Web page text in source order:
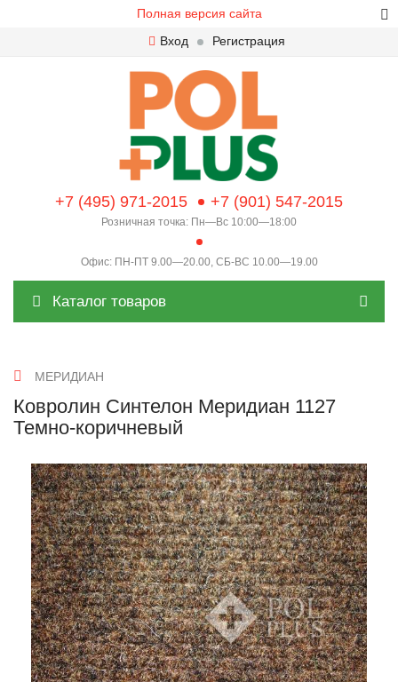
Полная версия сайта
Вход
Регистрация
+7 (495) 971-2015 +7 (901) 547-2015
Розничная точка: Пн—Вс 10:00—18:00
Офис: ПН-ПТ 9.00—20.00, СБ-ВС 10.00—19.00
Каталог товаров
МЕРИДИАН
Ковролин Синтелон Меридиан 1127
Темно-коричневый